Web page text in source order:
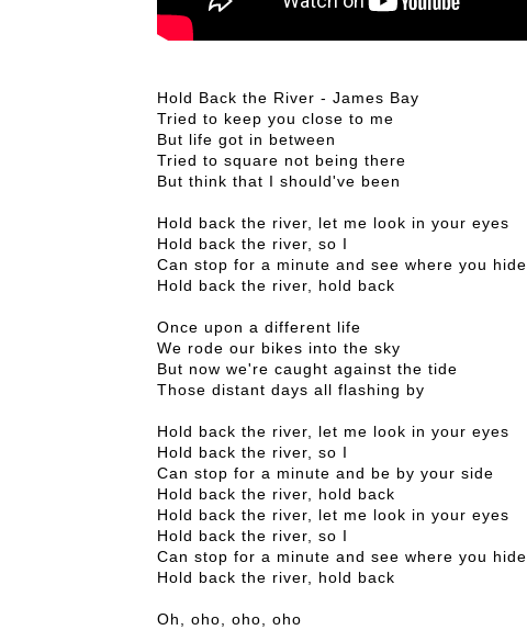
Hold Back the River - James Bay
Tried to keep you close to me
But life got in between
Tried to square not being there
But think that I should've been
Hold back the river, let me look in your eyes
Hold back the river, so I
Can stop for a minute and see where you hide
Hold back the river, hold back
Once upon a different life
We rode our bikes into the sky
But now we're caught against the tide
Those distant days all flashing by
Hold back the river, let me look in your eyes
Hold back the river, so I
Can stop for a minute and be by your side
Hold back the river, hold back
Hold back the river, let me look in your eyes
Hold back the river, so I
Can stop for a minute and see where you hide
Hold back the river, hold back
Oh, oho, oho, oho